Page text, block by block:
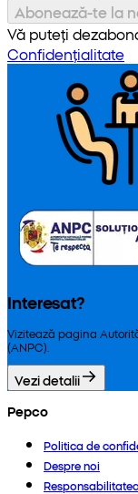
Abonează-te la
Vă puteți
Confidențialitate
Interesat?
Vizitează pagina
(ANPC).
Vezi detalii
Pepco
Politica de
Despre noi